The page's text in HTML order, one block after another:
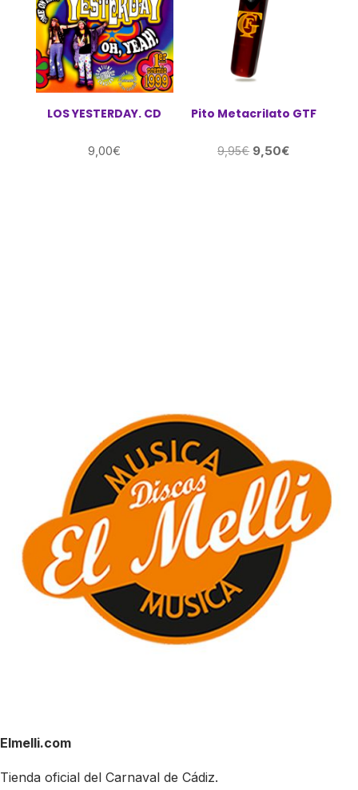
LOS YESTERDAY. CD
9,00€
Pito Metacrilato GTF
9,95€ El
9,50€El
Elmelli.com
Tienda oficial del Carnaval de Cádiz.